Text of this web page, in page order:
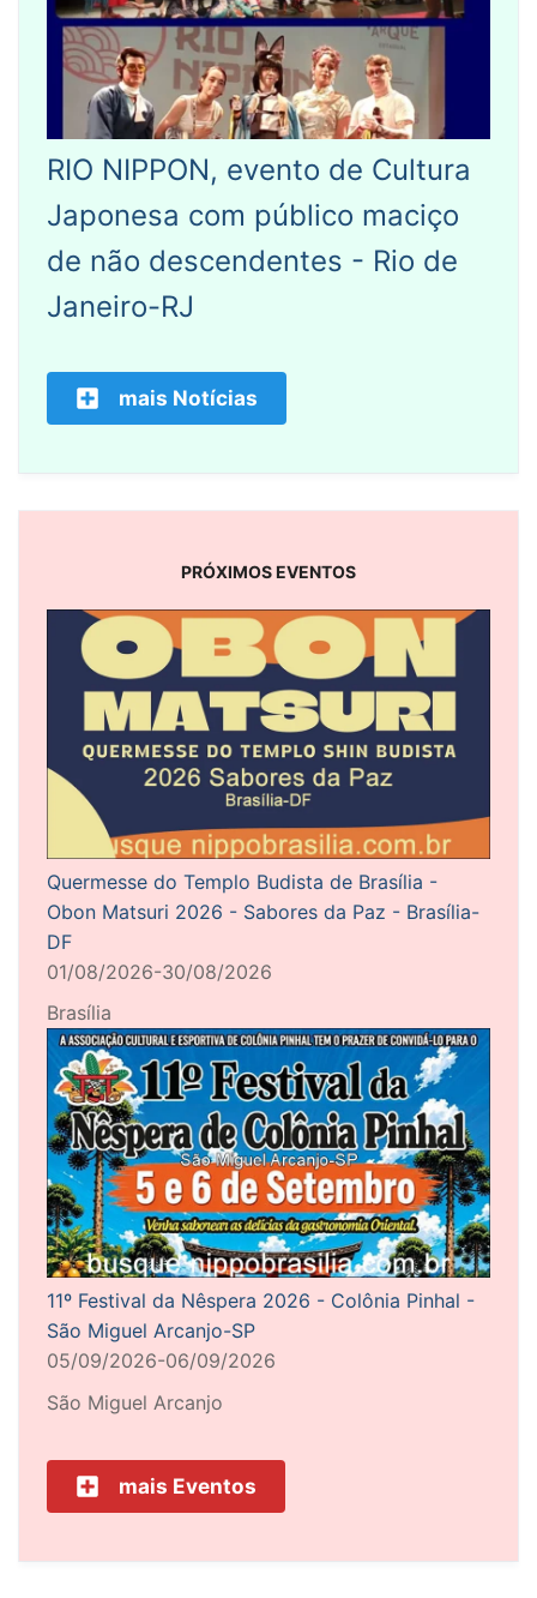
RIO NIPPON, evento de Cultura
Japonesa com público maciço
de não descendentes - Rio de
Janeiro-RJ
mais Notícias
PRÓXIMOS EVENTOS
Quermesse do Templo Budista de Brasília -
Obon Matsuri 2026 - Sabores da Paz - Brasília-
DF
01/08/2026-30/08/2026
Brasília
11º Festival da Nêspera 2026 - Colônia Pinhal -
São Miguel Arcanjo-SP
05/09/2026-06/09/2026
São Miguel Arcanjo
mais Eventos